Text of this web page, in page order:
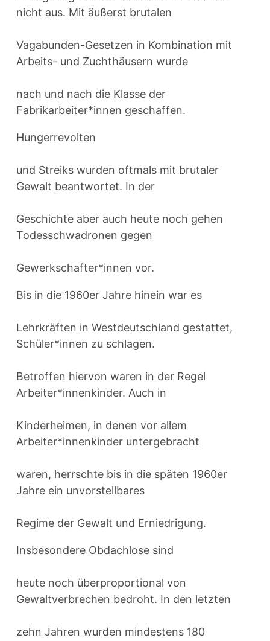
nicht aus. Mit äußerst brutalen
Vagabunden-Gesetzen in Kombination mit
Arbeits- und Zuchthäusern wurde
nach und nach die Klasse der
Fabrikarbeiter*innen geschaffen.
Hungerrevolten
und Streiks wurden oftmals mit brutaler
Gewalt beantwortet. In der
Geschichte aber auch heute noch gehen
Todesschwadronen gegen
Gewerkschafter*innen vor.
Bis in die 1960er Jahre hinein war es
Lehrkräften in Westdeutschland gestattet,
Schüler*innen zu schlagen.
Betroffen hiervon waren in der Regel
Arbeiter*innenkinder. Auch in
Kinderheimen, in denen vor allem
Arbeiter*innenkinder untergebracht
waren, herrschte bis in die späten 1960er
Jahre ein unvorstellbares
Regime der Gewalt und Erniedrigung.
Insbesondere Obdachlose sind
heute noch überproportional von
Gewaltverbrechen bedroht. In den letzten
zehn Jahren wurden mindestens 180